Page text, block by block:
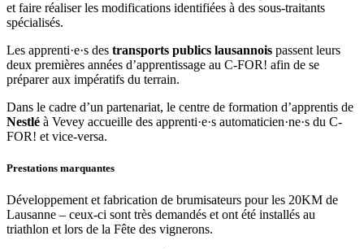
et faire réaliser les modifications identifiées à des sous-traitants
spécialisés.
Les apprenti·e·s des transports publics lausannois passent leurs
deux premières années d’apprentissage au C-FOR! afin de se
préparer aux impératifs du terrain.
Dans le cadre d’un partenariat, le centre de formation d’apprentis de
Nestlé à Vevey accueille des apprenti·e·s automaticien·ne·s du C-
FOR! et vice-versa.
Prestations marquantes
Développement et fabrication de brumisateurs pour les 20KM de
Lausanne – ceux-ci sont très demandés et ont été installés au
triathlon et lors de la Fête des vignerons.